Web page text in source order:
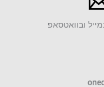
ובוואטסאפ